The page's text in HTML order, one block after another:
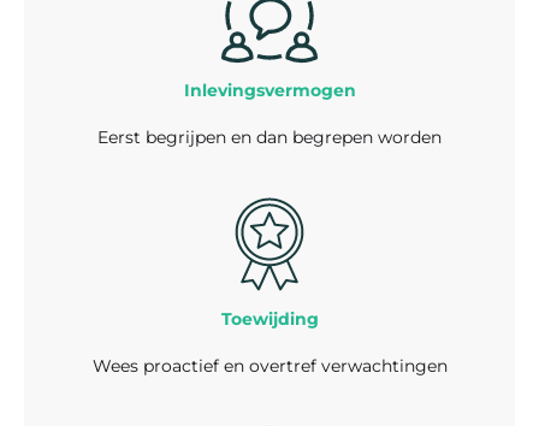
Inlevingsvermogen
Eerst begrijpen en dan begrepen worden
Toewijding
Wees proactief en overtref verwachtingen